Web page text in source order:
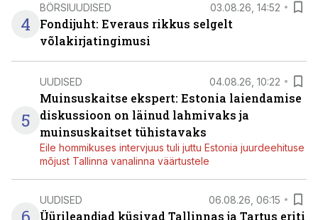
4
BÖRSIUUDISED 03.08.26, 14:52
Fondijuht: Everaus rikkus selgelt
võlakirjatingimusi
5
UUDISED 04.08.26, 10:22
Muinsuskaitse ekspert: Estonia laiendamise
diskussioon on läinud lahmivaks ja
muinsuskaitset tühistavaks
Eile hommikuses intervjuus tuli juttu Estonia juurdeehituse
mõjust Tallinna vanalinna väärtustele
UUDISED 06.08.26, 06:15
Üürileandjad küsivad Tallinnas ja Tartus eriti